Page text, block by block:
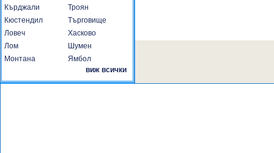
Кърджали
Кюстендил
Ловеч
Лом
Монтана
Троян
Търговище
Хасково
Шумен
Ямбол
виж всички